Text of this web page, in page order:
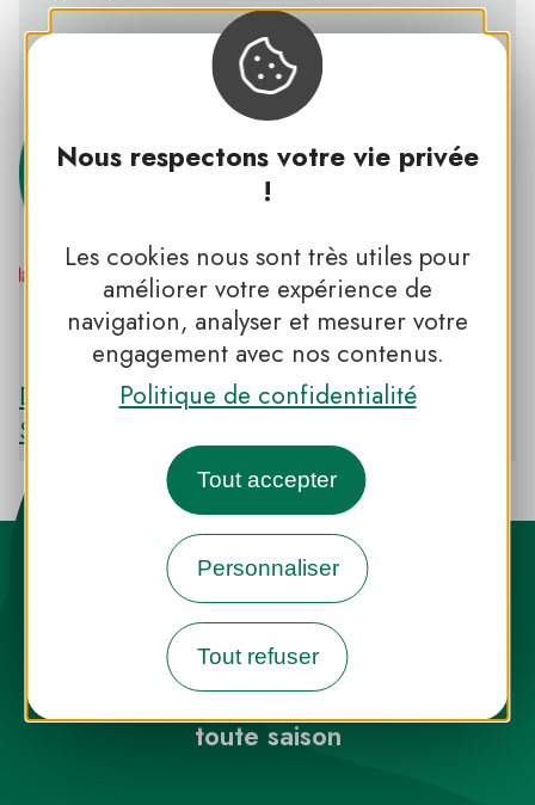
Nous respectons votre vie privée
!
Les cookies nous sont très utiles pour
améliorer votre expérience de
navigation, analyser et mesurer votre
engagement avec nos contenus.
Politique de confidentialité
Tout accepter
Personnaliser
Tout refuser
Facebook
PNR DES BOUCLES DE LA SEINE
NORMANDE
Découvrir le PNR DES BOUCLES DE LA
SEINE NORMANDE
Destination Parcs, de l’inspiration en
toute saison